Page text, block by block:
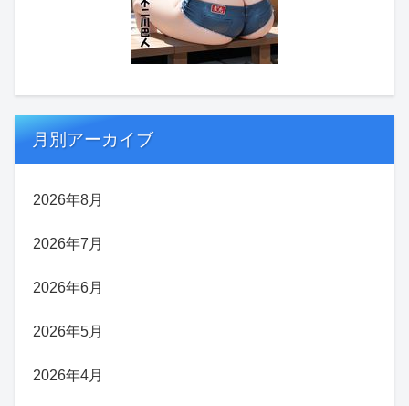
月別アーカイブ
2026年8月
2026年7月
2026年6月
2026年5月
2026年4月